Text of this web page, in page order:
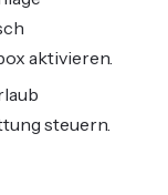
aktivieren.
steuern.